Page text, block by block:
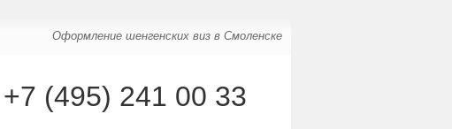
Оформление шенгенских виз в Смоленске
+7 (495) 241 00 33